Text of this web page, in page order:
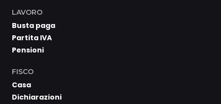
LAVORO
Busta paga
Partita IVA
Pensioni
FISCO
Casa
Dichiarazioni